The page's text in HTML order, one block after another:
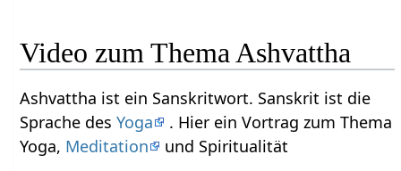
Video zum Thema Ashvattha
Ashvattha ist ein Sanskritwort. Sanskrit ist die
Sprache desYoga
. Hier ein Vortrag zum Thema
Yoga, Meditation und Spiritualität